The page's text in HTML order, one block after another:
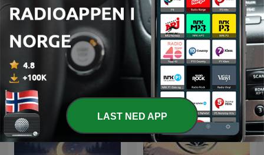
Brown Noise
Precision Pathology
Podcast (P³)
LAST NED APP